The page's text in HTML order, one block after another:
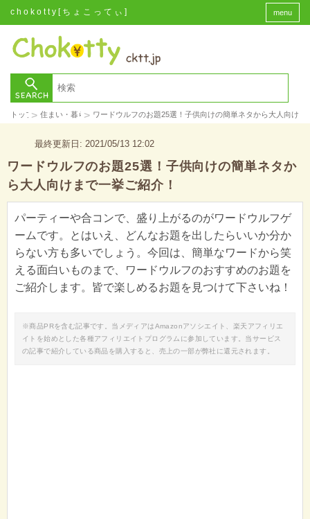
chokotty[ちょこってぃ] menu
トップ> 住まい・暮らし
> ワードウルフのお題25選！子供向けの簡単ネタから大人向けま
最終更新日: 2021/05/13 12:02
ワードウルフのお題25選！子供向けの簡単ネタか
ら大人向けまで一挙ご紹介！
パーティーや合コンで、盛り上がるのがワードウルフゲ
ームです。とはいえ、どんなお題を出したらいいか分か
らない方も多いでしょう。今回は、簡単なワードから笑
える面白いものまで、ワードウルフのおすすめのお題を
ご紹介します。皆で楽しめるお題を見つけて下さいね！
※商品PRを含む記事です。当メディアはAmazonアソシエイト、楽天アフィリエ
イトを始めとした各種アフィリエイトプログラムに参加しています。当サービス
の記事で紹介している商品を購入すると、売上の一部が弊社に還元されます。